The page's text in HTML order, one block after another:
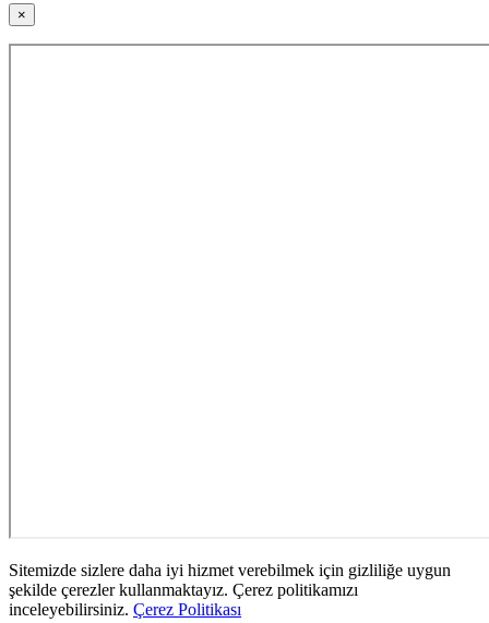
×
Sitemizde sizlere daha iyi hizmet verebilmek için gizliliğe uygun
şekilde çerezler kullanmaktayız. Çerez politikamızı
inceleyebilirsiniz. Çerez Politikası